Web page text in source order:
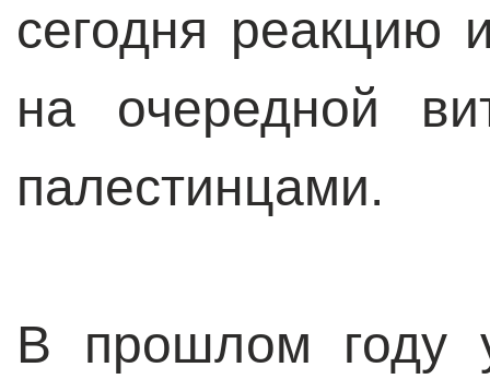
сегодня реакцию
на очередной
палестинцами.
В прошлом году